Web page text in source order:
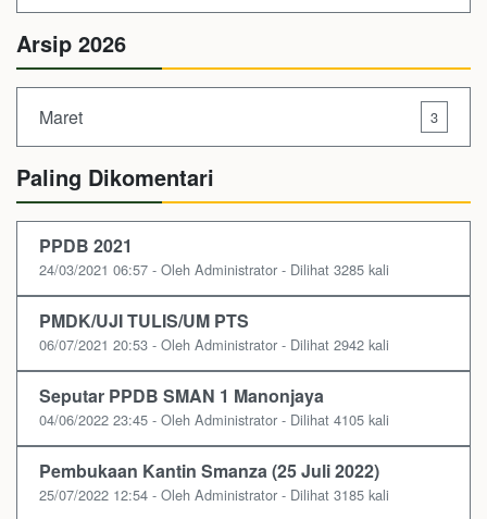
Arsip 2026
Maret 3
Paling Dikomentari
PPDB 2021
24/03/2021 06:57 - Oleh Administrator - Dilihat 3285 kali
PMDK/UJI TULIS/UM PTS
06/07/2021 20:53 - Oleh Administrator - Dilihat 2942 kali
Seputar PPDB SMAN 1 Manonjaya
04/06/2022 23:45 - Oleh Administrator - Dilihat 4105 kali
Pembukaan Kantin Smanza (25 Juli 2022)
25/07/2022 12:54 - Oleh Administrator - Dilihat 3185 kali